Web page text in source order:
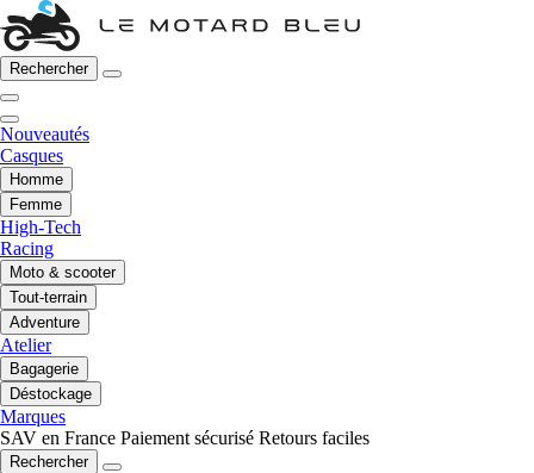
Rechercher
Nouveautés
Casques
Homme
Femme
High-Tech
Racing
Moto & scooter
Tout-terrain
Adventure
Atelier
Bagagerie
Déstockage
Marques
SAV en France Paiement sécurisé Retours faciles
Rechercher